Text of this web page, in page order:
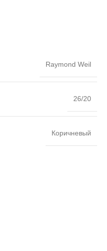
Raymond Weil
26/20
Коричневый